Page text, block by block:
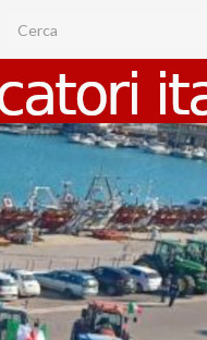
Search for: